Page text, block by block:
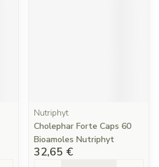
Nutriphyt
Cholephar Forte Caps 60
Bioamoles Nutriphyt
32,65 €